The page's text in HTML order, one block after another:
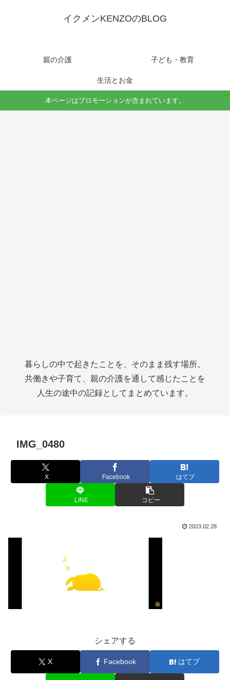
イクメンKENZOのBLOG
親の介護 子ども・教育
生活とお金
本ページはプロモーションが含まれています。
暮らしの中で起きたことを、そのまま残す場所。
共働きや子育て、親の介護を通して感じたことを
人生の途中の記録としてまとめています。
IMG_0480
X Facebook はてブ
LINE コピー
2023.02.28
シェアする
X Facebook はてブ